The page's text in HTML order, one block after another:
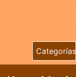
Categorías